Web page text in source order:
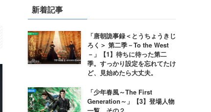
新着記事
「唐朝詭事録＜とうちょうきじ
ろく＞ 第二季－To the West
－」【1】待ちに待った第二
季。すっかり設定を忘れてたけ
ど、見始めたら大丈夫。
「少年春風～The First
Generation～」【3】登場人物